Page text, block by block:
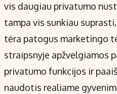
vis daugiau privatumo
tampa vis sunkiau
tėra patogus marketingo
straipsnyje apžvelgiamos
privatumo funkcijos ir
naudotis realiame